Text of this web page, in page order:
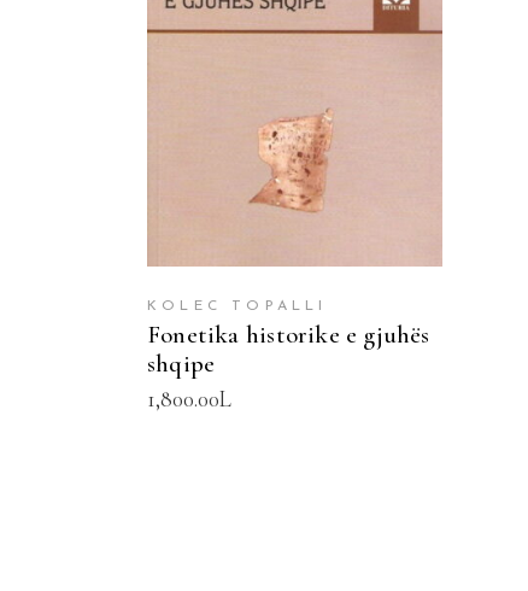
KOLEC TOPALLI
Fonetika historike e gjuhës
shqipe
1,800.00L